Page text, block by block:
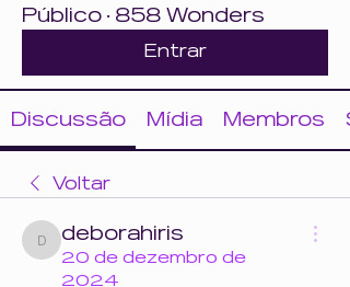
Público · 858 Wonders
Entrar
Discussão Mídia Membros
Voltar
deborahiris
deborahiris
20 de dezembro de
2024